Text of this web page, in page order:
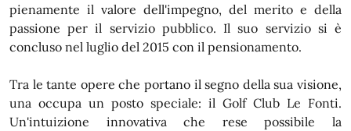
pienamente il valore dell'impegno, del merito e della
passione per il servizio pubblico. Il suo servizio si è
concluso nel luglio del 2015 con il pensionamento.
Tra le tante opere che portano il segno della sua visione,
una occupa un posto speciale: il Golf Club Le Fonti.
Un'intuizione innovativa che rese possibile la